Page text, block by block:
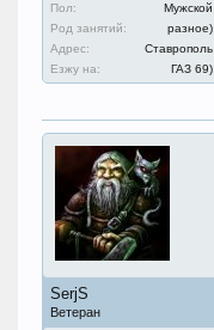
Пол:
Мужской
Род занятий:
разное)
Адрес:
Ставрополь
Езжу на:
ГАЗ 69)
SerjS
Ветеран